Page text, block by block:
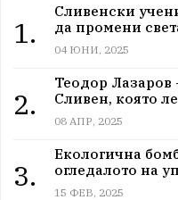
1.
Сливенски
да промени
04 ЮНИ, 2025
2.
Теодор Лазаров
Сливен, която
08 АПР, 2025
3.
Екологична
огледалото на
15 ФЕВ, 2025